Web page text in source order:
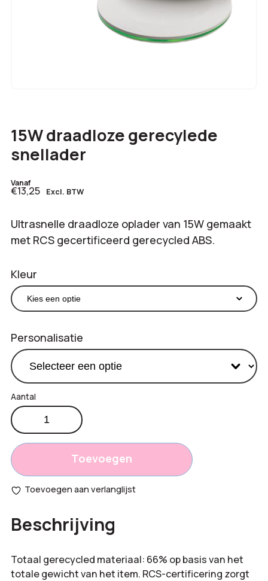
15W draadloze gerecylede
snellader
Vanaf
€13,25 Excl. BTW
Ultrasnelle draadloze oplader van 15W gemaakt
met RCS gecertificeerd gerecycled ABS.
Kleur
Personalisatie
Productprijs:
Totaal
opties:
totaal:
15W
draadloze
gerecylede
snellader
aantal
Toevoegen
Toevoegen aan verlanglijst
Beschrijving
Totaal gerecycled materiaal: 66% op basis van het
totale gewicht van het item. RCS-certificering zorgt